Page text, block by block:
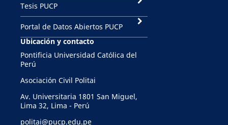
Tesis PUCP
Portal de Datos Abiertos PUCP
Ubicación y contacto
Pontificia Universidad Católica del
Perú
Asociación Civil Politai
Av. Universitaria 1801 San Miguel,
Lima 32, Lima - Perú
politai@pucp.edu.pe